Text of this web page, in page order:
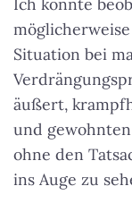
Ich konnte
Situation bei
äußert,
und
ohne den
ins Auge zu